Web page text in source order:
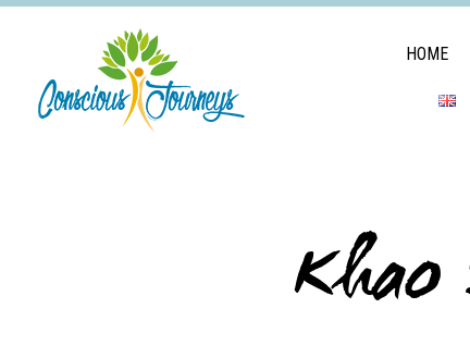
Khao
HOME